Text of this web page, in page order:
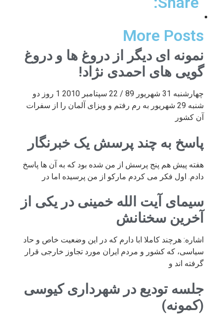
More Posts
نمونه ای دیگر از دروغ ها و دروغ
گویی های احمدی نژاد!
چهارشنبه 31 شهریور 89 / 22 سپتامبر 2010 1 روز دو
شنبه 29 شهریور به رم رفتم و ویزای آلمان را از سفرات
آن کشور
پاسخ به چند پرسش یک خبرنگار
هفته پیش هم پنج پرسش از من شده بود که به آن ها پاسخ
دادم. اول فکر می کردم مارکو از من پرسیده اما در
سیمای آیت الله خمینی در یکی از
آخرین سخنانش
اشاره: هرچند کاملا ابا دارم که در این وضعیت خاص و حاد
سیاسی، که کشور و مردم ایران مورد تجاوز خارجی قرار
گرفته اند و
جلسه تودیع در شهرداری کیوسی
(کمونه)